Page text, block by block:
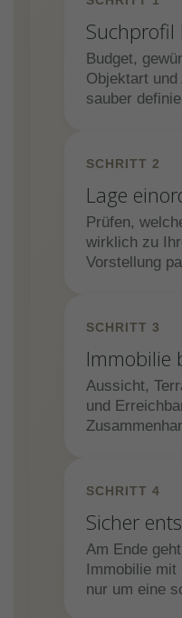
Suchprofil
Budget,
Objektart
sauber
SCHRITT 2
Lage
Prüfen,
wirklich zu
Vorstellung
SCHRITT 3
Immobilie
Aussicht,
und
SCHRITT 4
Sicher
Am Ende
Immobilie
nur um eine